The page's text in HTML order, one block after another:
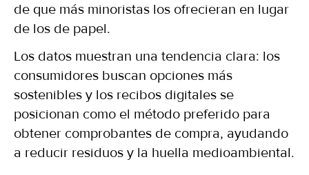
de que más minoristas los ofrecieran en lugar
de los de papel.
Los datos muestran una tendencia clara: los
consumidores buscan opciones más
sostenibles y los recibos digitales se
posicionan como el método preferido para
obtener comprobantes de compra, ayudando
a reducir residuos y la huella medioambiental.